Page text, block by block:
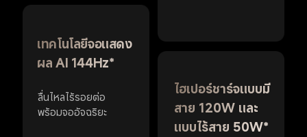
เทคโนโลยีจอแสดง
ผล AI 144Hz*
ลื่นไหลไร้รอยต่อ
พร้อมจออัจฉริยะ
ไฮเปอร์ชาร์จแบบมี
สาย 120W และ
แบบไร้สาย 50W*